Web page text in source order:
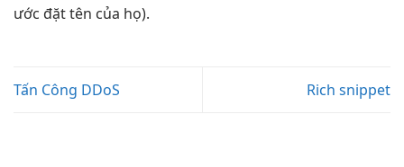
ước đặt tên của họ).
Tấn Công DDoS Rich snippet